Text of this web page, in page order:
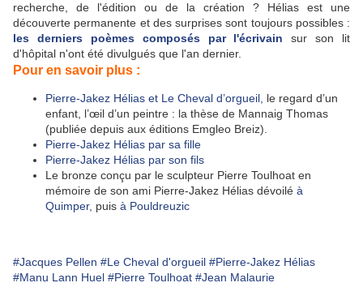
recherche, de l'édition ou de la création ? Hélias est une
découverte permanente et des surprises sont toujours possibles :
les derniers poèmes composés par l'écrivain sur son lit
d'hôpital n'ont été divulgués que l'an dernier.
Pour en savoir plus :
Pierre-Jakez Hélias et Le Cheval d’orgueil, le regard d’un
enfant, l’œil d’un peintre : la thèse de Mannaig Thomas
(publiée depuis aux éditions Emgleo Breiz).
Pierre-Jakez Hélias par sa fille
Pierre-Jakez Hélias par son fils
Le bronze conçu par le sculpteur Pierre Toulhoat en
mémoire de son ami Pierre-Jakez Hélias dévoilé à
Quimper, puis à Pouldreuzic
#Jacques Pellen #Le Cheval d'orgueil #Pierre-Jakez Hélias
#Manu Lann Huel #Pierre Toulhoat #Jean Malaurie